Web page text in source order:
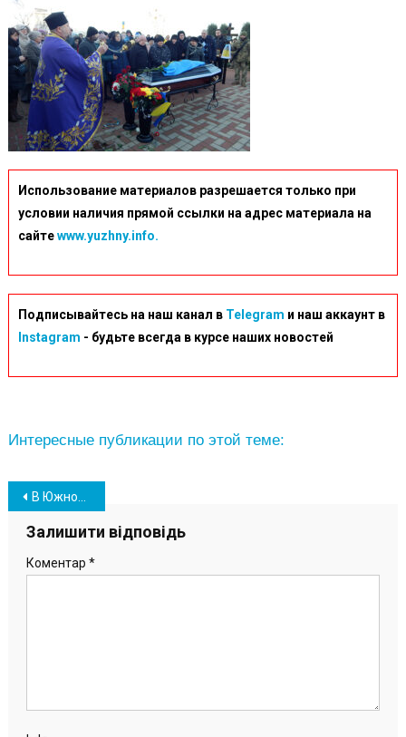
Использование материалов разрешается только при
условии наличия прямой ссылки на адрес материала на
сайтеwww.yuzhny.info.
Подписывайтесь на наш канал в Telegram и наш аккаунт в
Instagram - будьте всегда в курсе наших новостей
Интересные публикации по этой теме:
Навігація
записів
В Южному попрощались з Захисниками України Станіславом Годовенко та Сергієм Чайківським
Залишити відповідь
Коментар *